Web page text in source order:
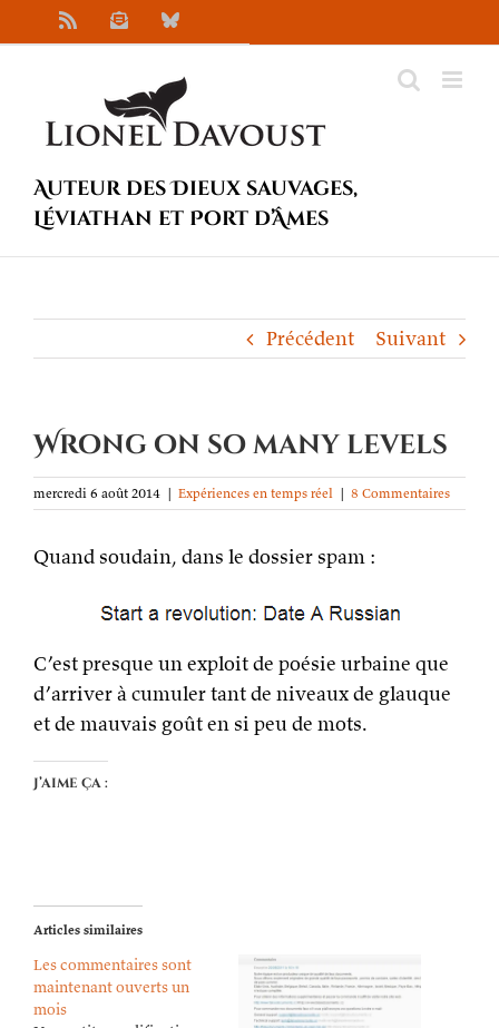
au
NewsletterBluesky
Auteur des Dieux sauvages,
Léviathan et Port d’Âmes
Précédent Suivant
Wrong on so many levels
mercredi 6 août 2014 | Expériences en temps réel | 8 Commentaires
Quand soudain, dans le dossier spam :
C’est presque un exploit de poésie urbaine que
d’arriver à cumuler tant de niveaux de glauque
et de mauvais goût en si peu de mots.
J’aime ça :
Articles similaires
Les commentaires sont
maintenant ouverts un
mois